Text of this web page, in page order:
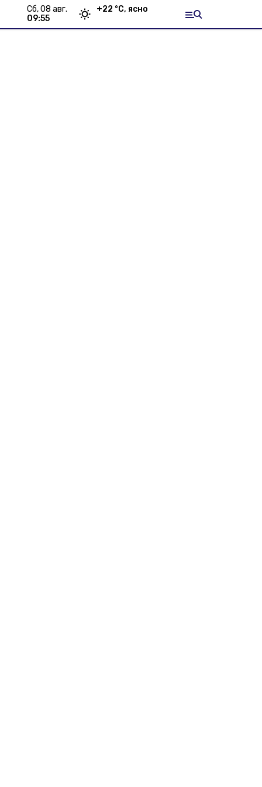
сб, 08 авг.
09:55
+22 °С, ясно